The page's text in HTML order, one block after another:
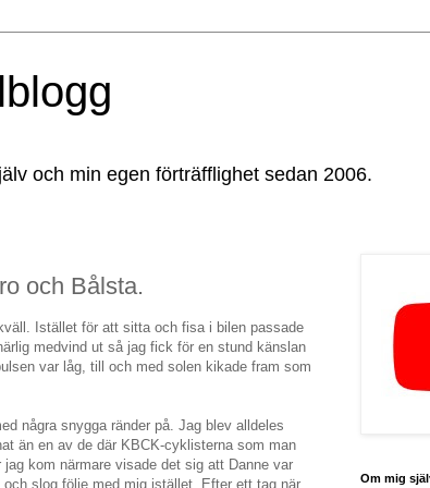
och min egen förträfflighet sedan 2006.
och Bålsta.
Istället för att sitta och fisa i bilen passade
medvind ut så jag fick för en stund känslan
var låg, till och med solen kikade fram som
några snygga ränder på. Jag blev alldeles
än en av de där KBCK-cyklisterna som man
kom närmare visade det sig att Danne var
slog följe med mig istället. Efter ett tag när
Om mig